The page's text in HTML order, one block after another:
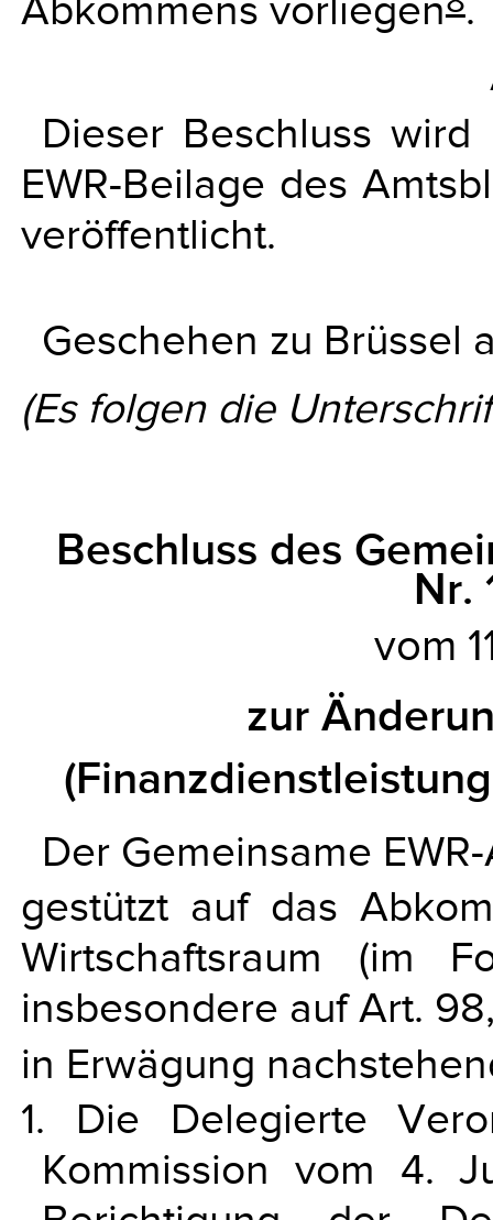
Abkommens vorliegen .
Dieser Beschluss
EWR-Beilage des
veröffentlicht.
Geschehen zu Brüssel
(Es folgen die
Beschluss des
Nr.
vom
zur
Der Gemeinsame
gestützt auf das
Wirtschaftsraum (im
insbesondere auf Art.
in Erwägung
1. Die Delegierte
Kommission vom 4.